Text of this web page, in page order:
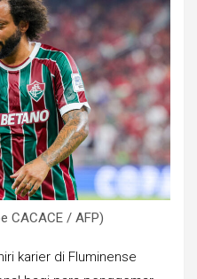
CACACE / AFP)
karier di Fluminense